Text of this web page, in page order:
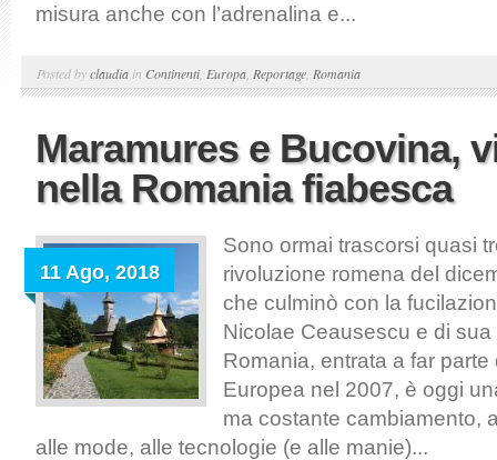
misura anche con l’adrenalina e...
Posted byclaudia in Continenti, Europa Reportage Romania
Maramures e Bucovina,
nella Romania fiabesca
11 Ago, 2018
Sono ormai trascorsi quasi
rivoluzione romena del
che culminò con la
Nicolae Ceausescu e di
Romania, entrata a far
Europea nel 2007, è oggi
ma costante cambiamento,
alle mode, alle tecnologie (e alle manie)...